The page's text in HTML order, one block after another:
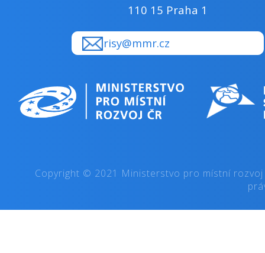
110 15 Praha 1
risy@mmr.cz
Copyright © 2021 Ministerstvo pro místní rozvoj